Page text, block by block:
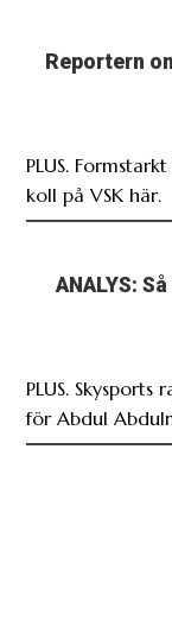
Reportern
PLUS.
koll på VSK här.
ANALYS:
PLUS.
för Abdul